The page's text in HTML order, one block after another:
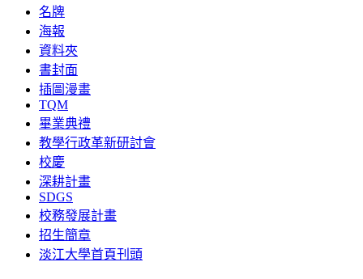
名牌
海報
資料夾
書封面
插圖漫畫
TQM
畢業典禮
教學行政革新研討會
校慶
深耕計畫
SDGS
校務發展計畫
招生簡章
淡江大學首頁刊頭